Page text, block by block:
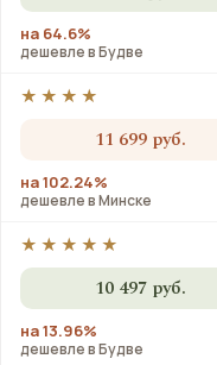
на 64.6%
дешевле в Будве
★★★★
11 699 руб.
на 102.24%
дешевле в Минске
★★★★★
10 497 руб.
на 13.96%
дешевле в Будве